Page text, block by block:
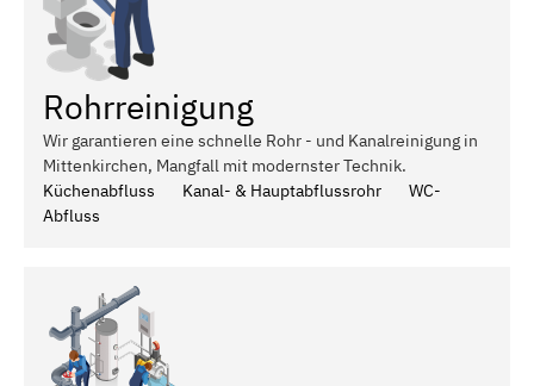
Rohrreinigung
Wir garantieren eine schnelle Rohr - und Kanalreinigung in
Mittenkirchen, Mangfall mit modernster Technik.
Küchenabfluss
Kanal- & Hauptabflussrohr
WC-
Abfluss